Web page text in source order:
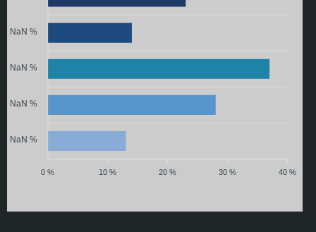
NaN %
NaN %
NaN %
NaN %
40 %
30 %
20 %
10 %
0 %